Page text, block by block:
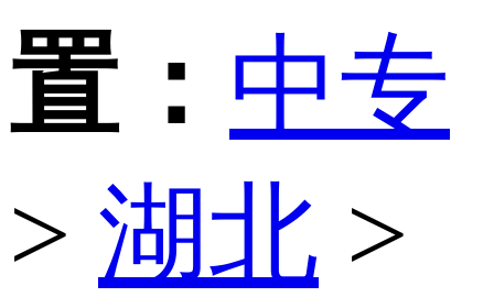
置： 中专
> 湖北 >